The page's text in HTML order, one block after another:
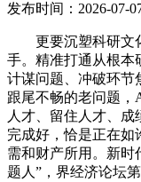
发布时间：2026-07-
更要沉塑科研文化
手。精准打通从根本
计谋问题、冲破环节
跟尾不畅的老问题，
人才、留住人才、
完成好，恰是正在如
需和财产所用。新时
题人”，界经济论坛